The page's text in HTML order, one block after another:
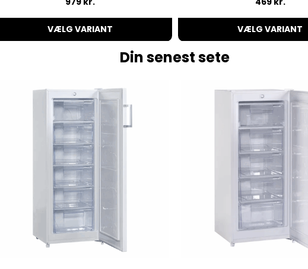
VÆLG VARIANT VÆLG VARIANT
Din senest sete